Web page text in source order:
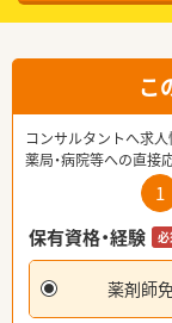
こ
コンサルタントへ求
薬局・病院等への直接
1
保有資格・経験
薬剤師